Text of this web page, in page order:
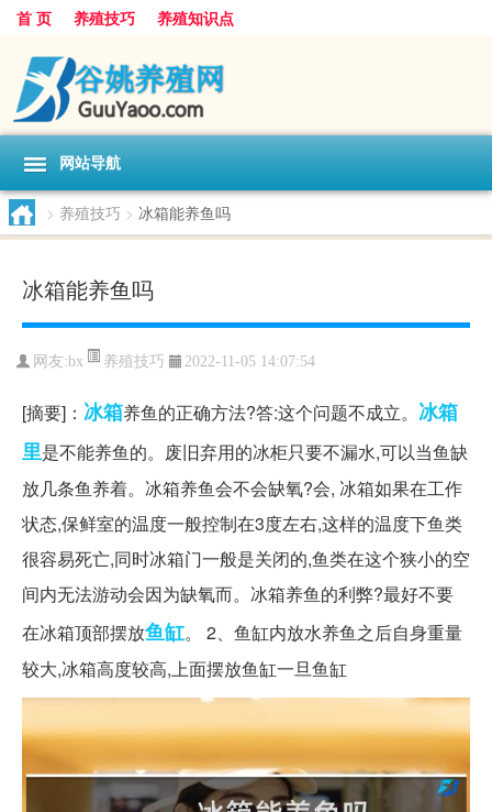
首 页 养殖技巧 养殖知识点
网站导航
> 养殖技巧 > 冰箱能养鱼吗
冰箱能养鱼吗
网友:bx 养殖技巧 2022-11-05 14:07:54
[摘要]： 冰箱养鱼的正确方法?答:这个问题不成立。 冰箱
里是不能养鱼的。废旧弃用的冰柜只要不漏水,可以当鱼缺
放几条鱼养着。冰箱养鱼会不会缺氧?会, 冰箱如果在工作
状态,保鲜室的温度一般控制在3度左右,这样的温度下鱼类
很容易死亡,同时冰箱门一般是关闭的,鱼类在这个狭小的空
间内无法游动会因为缺氧而。冰箱养鱼的利弊?最好不要
在冰箱顶部摆放鱼缸。 2、鱼缸内放水养鱼之后自身重量
较大,冰箱高度较高,上面摆放鱼缸一旦鱼缸